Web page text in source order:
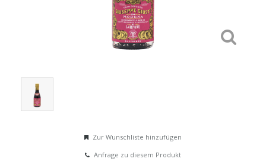
Zur Wunschliste hinzufügen
Anfrage zu diesem Produkt